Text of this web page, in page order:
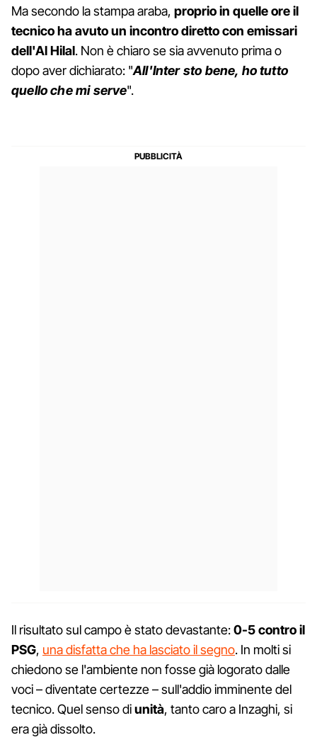
Ma secondo la stampa araba, proprio in quelle ore il
tecnico ha avuto un incontro diretto con emissari
dell'Al Hilal. Non è chiaro se sia avvenuto prima o
dopo aver dichiarato: "All'Inter sto bene, ho tutto
quello che mi serve".
Il risultato sul campo è stato devastante:0-5 contro il
PSG, una disfatta che ha lasciato il segno. In molti si
chiedono se l'ambiente non fosse già logorato dalle
voci – diventate certezze – sull'addio imminente del
tecnico. Quel senso diunità, tanto caro a Inzaghi, si
era già dissolto.